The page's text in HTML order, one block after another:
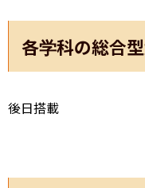
各学科の総合
後日搭載